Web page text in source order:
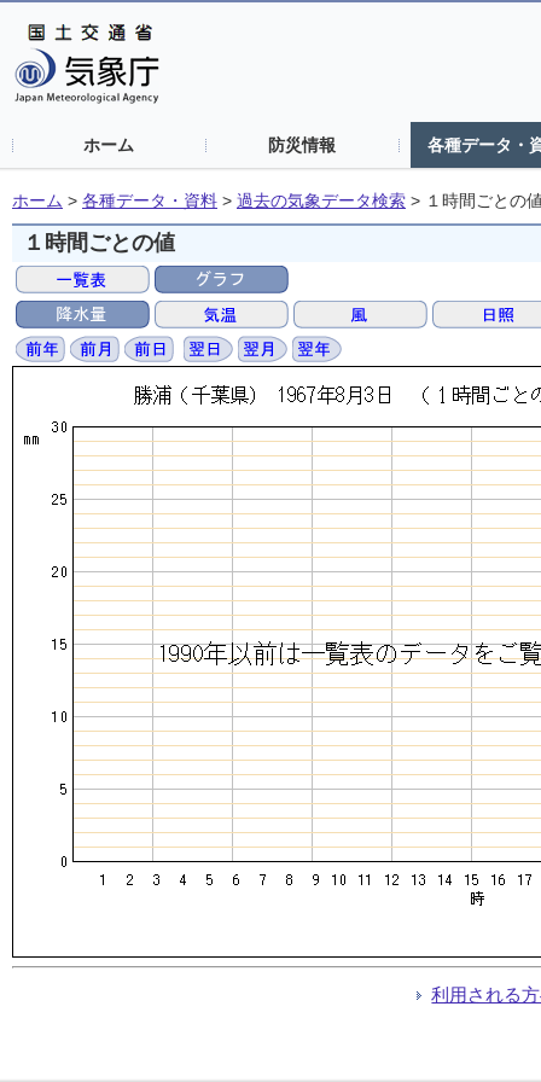
ホーム 防災情報 各種データ・
ホーム > 各種データ・資料 > 過去の気象データ検索 > １時間ごとの
１時間ごとの値
利用される